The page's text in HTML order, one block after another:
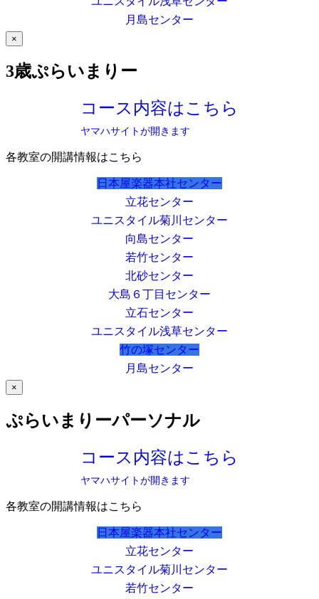
月島センター
×
3歳ぷらいまりー
コース内容はこちら
ヤマハサイトが開きます
各教室の開講情報はこちら
日本屋楽器本社センター
立花センター
ユニスタイル菊川センター
向島センター
若竹センター
北砂センター
大島６丁目センター
立石センター
ユニスタイル浅草センター
竹の塚センター
月島センター
×
ぷらいまりーパーソナル
コース内容はこちら
ヤマハサイトが開きます
各教室の開講情報はこちら
日本屋楽器本社センター
立花センター
ユニスタイル菊川センター
若竹センター